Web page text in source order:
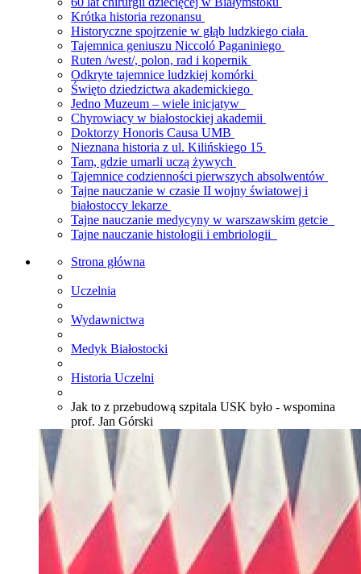
Krótka historia rezonansu
Historyczne spojrzenie w głąb ludzkiego ciała
Tajemnica geniuszu Niccoló Paganiniego
Ruten /west/, polon, rad i kopernik
Odkryte tajemnice ludzkiej komórki
Święto dziedzictwa akademickiego
Jedno Muzeum – wiele inicjatyw
Chyrowiacy w białostockiej akademii
Doktorzy Honoris Causa UMB
Nieznana historia z ul. Kilińskiego 15
Tam, gdzie umarli uczą żywych
Tajemnice codzienności pierwszych absolwentów
Tajne nauczanie w czasie II wojny światowej i
białostoccy lekarze
Tajne nauczanie medycyny w warszawskim getcie
Tajne nauczanie histologii i embriologii
Strona główna
Uczelnia
Wydawnictwa
Medyk Białostocki
Historia Uczelni
Jak to z przebudową szpitala USK było - wspomina
prof. Jan Górski